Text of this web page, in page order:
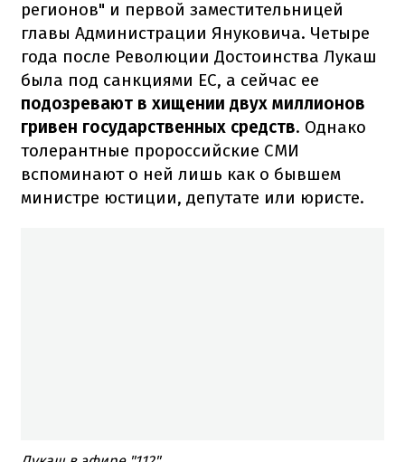
регионов" и первой заместительницей
главы Администрации Януковича. Четыре
года после Революции Достоинства Лукаш
была под санкциями ЕС, а сейчас ее
подозревают в хищении двух миллионов
гривен государственных средств. Однако
толерантные пророссийские СМИ
вспоминают о ней лишь как о бывшем
министре юстиции, депутате или юристе.